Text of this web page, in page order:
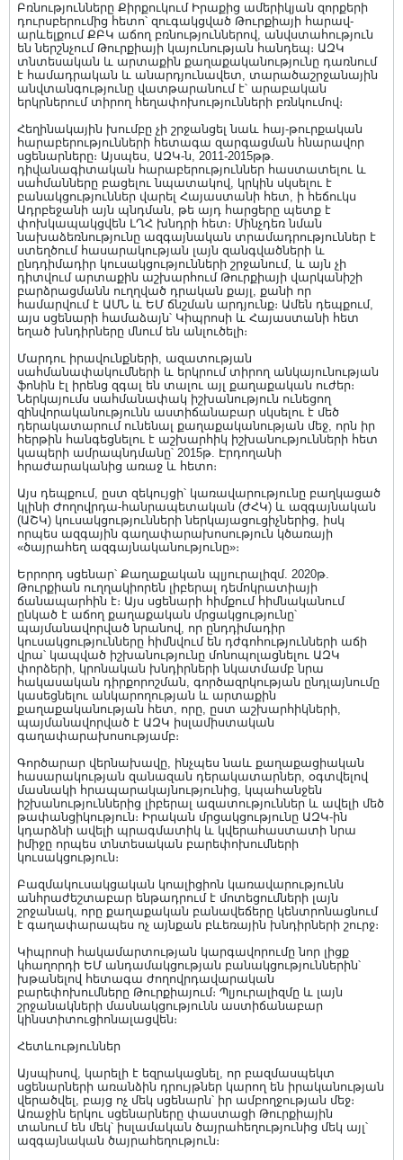
Բռնությունները Քիրքուկում Իրաքից ամերիկյան զորքերի
դուրսբերումից հետո՝ զուգակցված Թուրքիայի հարավ-
արևելքում ՔԲԿ աճող բռնություններով, անվստահություն
են ներշնչում Թուրքիայի կայունության հանդեպ։ ԱԶԿ
տնտեսական և արտաքին քաղաքականությունը դառնում
է համադրական և անարդյունավետ, տարածաշրջանային
անվտանգությունը վատթարանում է՝ արաբական
երկրներում տիրող հեղափոխությունների բռնկումով։
Հեղինակային խումբը չի շրջանցել նաև հայ-թուրքական
հարաբերությունների հետագա զարգացման հնարավոր
սցենարները։ Այսպես, ԱԶԿ-ն, 2011-2015թթ.
դիվանագիտական հարաբերություններ հաստատելու և
սահմանները բացելու նպատակով, կրկին սկսելու է
բանակցություններ վարել Հայաստանի հետ, ի հեճուկս
Ադրբեջանի այն պնդման, թե այդ հարցերը պետք է
փոխկապակցվեն ԼՂՀ խնդրի հետ։ Մինչդեռ նման
նախաձեռնությունը ազգայնական տրամադրություններ է
ստեղծում հասարակության լայն զանգվածների և
ընդդիմադիր կուսակցությունների շրջանում, և այն չի
դիտվում արտաքին աշխարհում Թուրքիայի վարկանիշի
բարձրացմանն ուղղված դրական քայլ, քանի որ
համարվում է ԱՄՆ և ԵՄ ճնշման արդյունք։ Ամեն դեպքում,
այս սցենարի համաձայն՝ Կիպրոսի և Հայաստանի հետ
եղած խնդիրները մնում են անլուծելի։
Մարդու իրավունքների, ազատության
սահմանափակումների և երկրում տիրող անկայունության
ֆոնին էլ իրենց զգալ են տալու այլ քաղաքական ուժեր։
Ներկայումս սահմանափակ իշխանություն ունեցող
զինվորականությունն աստիճանաբար սկսելու է մեծ
դերակատարում ունենալ քաղաքականության մեջ, որն իր
հերթին հանգեցնելու է աշխարհիկ իշխանությունների հետ
կապերի ամրապնդմանը՝ 2015թ. Էրդողանի
հրաժարականից առաջ և հետո։
Այս դեպքում, ըստ զեկույցի՝ կառավարությունը բաղկացած
կլինի Ժողովրդա-հանրապետական (ԺՀԿ) և ազգայնական
(ԱՇԿ) կուսակցությունների ներկայացուցիչներից, իսկ
որպես ազգային գաղափարախոսություն կծառայի
«ծայրահեղ ազգայնականությունը»։
Երրորդ սցենար՝ Քաղաքական պլյուրալիզմ. 2020թ.
Թուրքիան ուղղակիորեն լիբերալ դեմոկրատիայի
ճանապարհին է։ Այս սցենարի հիմքում հիմնականում
ընկած է աճող քաղաքական մրցակցությունը՝
պայմանավորված նրանով, որ ընդդիմադիր
կուսակցությունները հիմնվում են դժգոհությունների աճի
վրա՝ կապված իշխանությունը մոնոպոլացնելու ԱԶԿ
փորձերի, կրոնական խնդիրների նկատմամբ նրա
հակասական դիրքորոշման, գործազրկության ընդլայնումը
կասեցնելու անկարողության և արտաքին
քաղաքականության հետ, որը, ըստ աշխարհիկների,
պայմանավորված է ԱԶԿ իսլամիստական
գաղափարախոսությամբ։
Գործարար վերնախավը, ինչպես նաև քաղաքացիական
հասարակության զանազան դերակատարներ, օգտվելով
մասնակի հրապարակայնությունից, կպահանջեն
իշխանություններից լիբերալ ազատություններ և ավելի մեծ
թափանցիկություն։ Իրական մրցակցությունը ԱԶԿ-ին
կդարձնի ավելի պրագմատիկ և կվերահաստատի նրա
իմիջը որպես տնտեսական բարեփոխումների
կուսակցություն։
Բազմակուսակցական կոալիցիոն կառավարությունն
անհրաժեշտաբար ենթադրում է մոտեցումների լայն
շրջանակ, որը քաղաքական բանավեճերը կենտրոնացնում
է գաղափարապես ոչ այնքան բևեռային խնդիրների շուրջ։
Կիպրոսի հակամարտության կարգավորումը նոր լիցք
կհաղորդի ԵՄ անդամակցության բանակցություններին՝
խթանելով հետագա ժողովրդավարական
բարեփոխումները Թուրքիայում։ Պլյուրալիզմը և լայն
շրջանակների մասնակցությունն աստիճանաբար
կինստիտուցիոնալացվեն։
Հետևություններ
Այսպիսով, կարելի է եզրակացնել, որ բազմասպեկտ
սցենարների առանձին դրույթներ կարող են իրականության
վերածվել, բայց ոչ մեկ սցենարն՝ իր ամբողջության մեջ։
Առաջին երկու սցենարները փաստացի Թուրքիային
տանում են մեկ՝ իսլամական ծայրահեղությունից մեկ այլ՝
ազգայնական ծայրահեղություն։